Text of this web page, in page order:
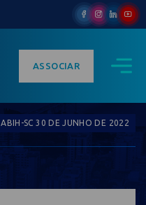
ASSOCIAR
SC 30 DE JUNHO DE 2022